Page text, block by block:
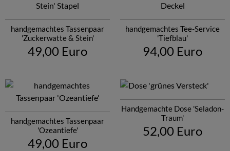
handgemachtes Tassenpaar
'Zuckerwatte & Stein'
49,00 Euro
handgemachtes Tee-Service
'Tiefblau'
94,00 Euro
handgemachtes Tassenpaar
'Ozeantiefe'
49,00 Euro
Handgemachte Dose 'Seladon-
Traum'
52,00 Euro